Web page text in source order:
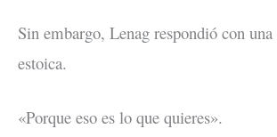
Sin embargo, Lenag respondió con
estoica.
«Porque eso es lo que quieres».